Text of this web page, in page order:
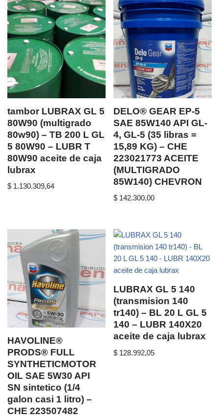
tambor LUBRAX GL 5
80W90 (multigrado
80w90) – TB 200 L GL
5 80W90 – LUBR T
80W90 aceite de caja
lubrax
$ 1.130.309,64
DELO® GEAR EP-5
SAE 85W140 API GL-
4, GL-5 (35 libras =
15,89 KG) – CHE
223021773 ACEITE
(MULTIGRADO
85W140) CHEVRON
$ 142.300,00
HAVOLINE®
PRODS® FULL
SYNTHETICMOTOR
OIL SAE 5W30 API
SN sintetico (1/4
galon casi 1 litro) –
CHE 223507482
LUBRAX GL 5 140
(transmision 140
tr140) – BL 20 L GL 5
140 – LUBR 140X20
aceite de caja lubrax
$ 128.992,05